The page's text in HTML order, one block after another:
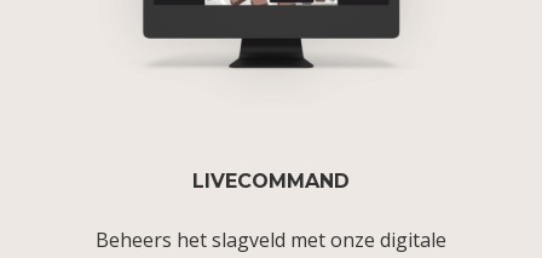
LIVECOMMAND
Beheers het slagveld met onze digitale